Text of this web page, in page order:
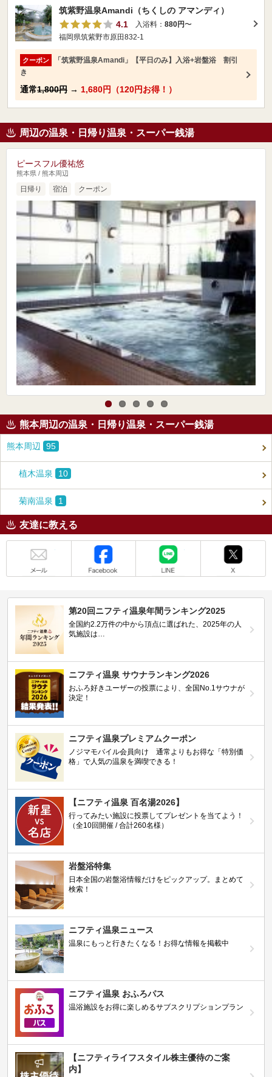
筑紫野温泉Amandi（ちくしの アマンディ）
4.1
入浴料： 880円〜
福岡県筑紫野市原田832-1
クーポン
「筑紫野温泉Amandi」【平日のみ】入浴+岩盤浴 割引
き
通常1,800円 → 1,680円（120円お得！）
周辺の温泉・日帰り温泉・スーパー銭湯
ピースフル優祐悠
熊本県 / 熊本周辺
日帰り 宿泊 クーポン
熊本周辺の温泉・日帰り温泉・スーパー銭湯
熊本周辺 95
植木温泉 10
菊南温泉 1
友達に教える
第20回ニフティ温泉年間ランキング2025
全国約2.2万件の中から頂点に選ばれた、2025年の人
気施設は…
ニフティ温泉 サウナランキング2026
おふろ好きユーザーの投票により、全国No.1サウナが
決定！
ニフティ温泉プレミアムクーポン
ノジマモバイル会員向け 通常よりもお得な「特別価
格」で人気の温泉を満喫できる！
【ニフティ温泉 百名湯2026】
行ってみたい施設に投票してプレゼントを当てよう！
（全10回開催 / 合計260名様）
岩盤浴特集
日本全国の岩盤浴情報だけをピックアップ。まとめて
検索！
ニフティ温泉ニュース
温泉にもっと行きたくなる！お得な情報を掲載中
ニフティ温泉 おふろパス
温浴施設をお得に楽しめるサブスクリプションプラン
【ニフティライフスタイル株主優待のご案
内】